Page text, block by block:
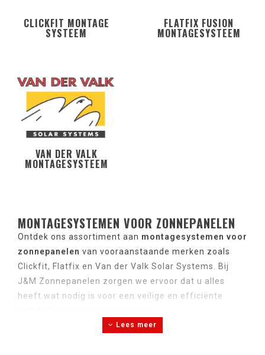
CLICKFIT MONTAGE
SYSTEEM
FLATFIX FUSION
MONTAGESYSTEEM
VAN DER VALK
MONTAGESYSTEEM
MONTAGESYSTEMEN VOOR ZONNEPANELEN
Ontdek ons assortiment aan montagesystemen voor
zonnepanelen van vooraanstaande merken zoals
Clickfit, Flatfix en Van der Valk Solar Systems. Bij
J&M Zonnepanelen zorgen we ervoor dat u alles
heeft wat nodig is voor een veilige en efficiënte
Bestel uw montagesysteem voor
Lees meer